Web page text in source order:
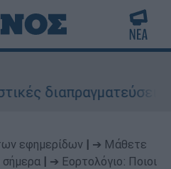
διαπραγματεύσεις και
εφημερίδων
➔ Μάθετε
σήμερα
➔ Εορτολόγιο: Ποιοι